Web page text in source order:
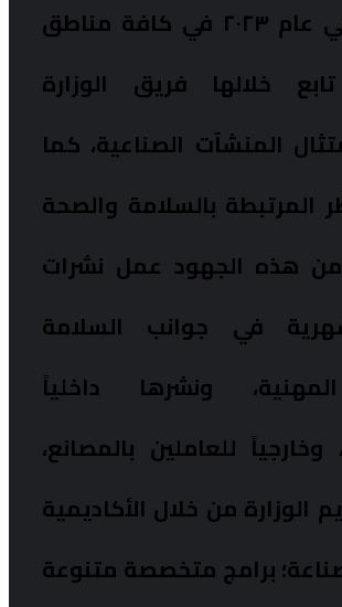
الصناعية في عام ٢٠٢٣ في كافة مناطق
خلالها فريق الوزارة
المنشآت الصناعية، كما
المرتبطة بالسلامة والصحة
هذه الجهود عمل نشرات
في جوانب السلامة
ونشرها داخلياً
وخارجياً للعاملين بالمصانع،
الوزارة من خلال الأكاديمية
برامج متخصصة متنوعة